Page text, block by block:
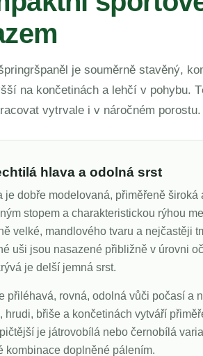
je souměrně stavěný,
na končetinách a lehčí v pohybu.
vytrvale i v náročném porostu.
hlava a odolná srst
je dobře modelovaná, přiměřeně široká
stopem a charakteristickou rýhou
velké, mandlového tvaru a nejčastěji
uši jsou nasazené přibližně v úrovni
je delší jemná srst.
přiléhavá, rovná, odolná vůči počasí a
hrudi, břiše a končetinách vytváří
je játrovobílá nebo černobílá
kombinace doplněné pálením.